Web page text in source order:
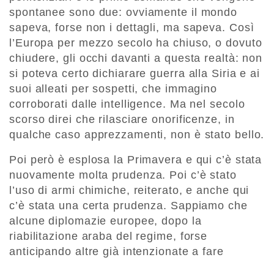
spontanee sono due: ovviamente il mondo
sapeva, forse non i dettagli, ma sapeva. Così
l’Europa per mezzo secolo ha chiuso, o dovuto
chiudere, gli occhi davanti a questa realtà: non
si poteva certo dichiarare guerra alla Siria e ai
suoi alleati per sospetti, che immagino
corroborati dalle intelligence. Ma nel secolo
scorso direi che rilasciare onorificenze, in
qualche caso apprezzamenti, non è stato bello.
Poi però è esplosa la Primavera e qui c’è stata
nuovamente molta prudenza. Poi c’è stato
l’uso di armi chimiche, reiterato, e anche qui
c’è stata una certa prudenza. Sappiamo che
alcune diplomazie europee, dopo la
riabilitazione araba del regime, forse
anticipando altre già intenzionate a fare